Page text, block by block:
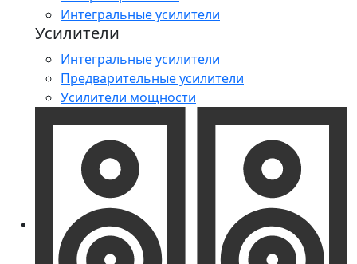
Интегральные усилители
Усилители
Интегральные усилители
Предварительные усилители
Усилители мощности